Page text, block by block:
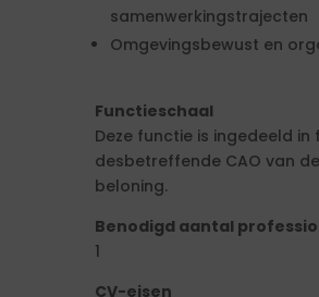
samenwerkingstrajecten
Omgevingsbewust en
Functieschaal
Deze functie is ingedeeld
desbetreffende CAO van
beloning.
Benodigd aantal
1
CV-eisen